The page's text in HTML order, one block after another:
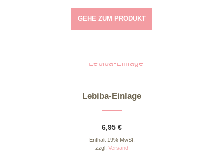
GEHE ZUM PRODUKT
Lebiba-Einlage
6,95 €
Enthält 19% MwSt.
zzgl. Versand